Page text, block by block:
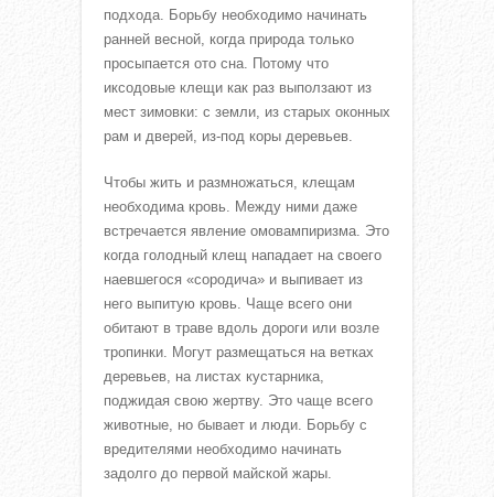
подхода. Борьбу необходимо начинать
ранней весной, когда природа только
просыпается ото сна. Потому что
иксодовые клещи как раз выползают из
мест зимовки: с земли, из старых оконных
рам и дверей, из-под коры деревьев.
Чтобы жить и размножаться, клещам
необходима кровь. Между ними даже
встречается явление омовампиризма. Это
когда голодный клещ нападает на своего
наевшегося «сородича» и выпивает из
него выпитую кровь. Чаще всего они
обитают в траве вдоль дороги или возле
тропинки. Могут размещаться на ветках
деревьев, на листах кустарника,
поджидая свою жертву. Это чаще всего
животные, но бывает и люди. Борьбу с
вредителями необходимо начинать
задолго до первой майской жары.